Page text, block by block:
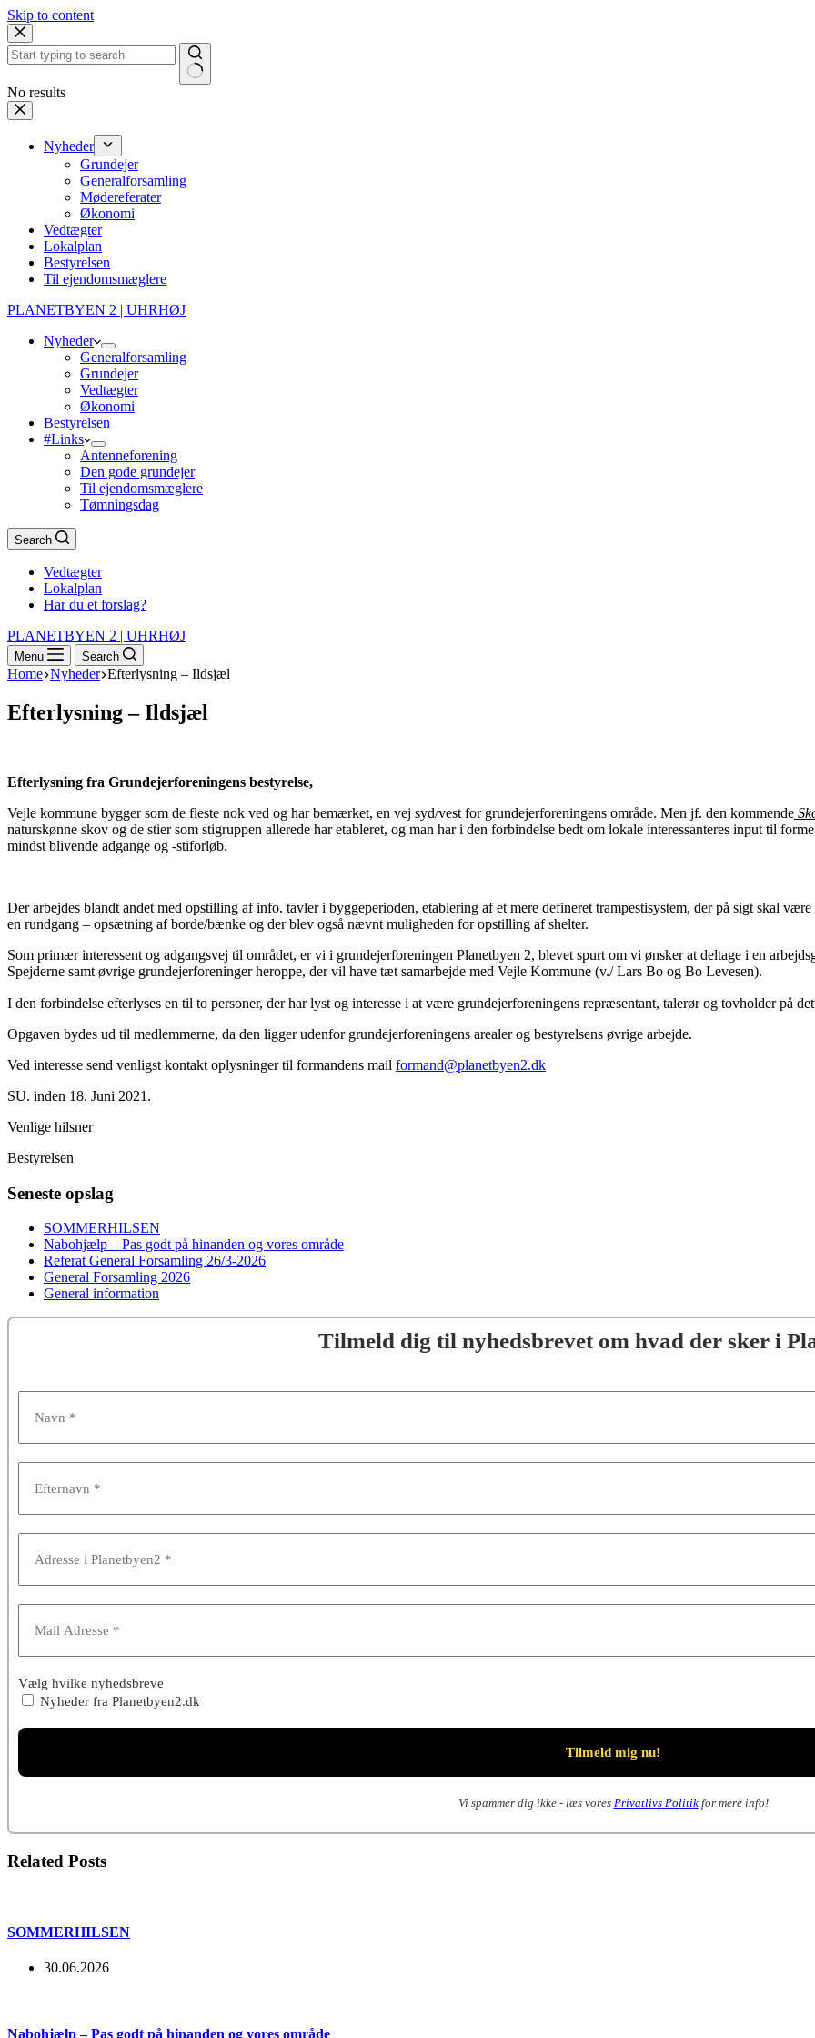
Skip to content
No results
Nyheder
Grundejer
Generalforsamling
Mødereferater
Økonomi
Vedtægter
Lokalplan
Bestyrelsen
Til ejendomsmæglere
PLANETBYEN 2 | UHRHØJ
Nyheder
Generalforsamling
Grundejer
Vedtægter
Økonomi
Bestyrelsen
#Links
Antenneforening
Den gode grundejer
Til ejendomsmæglere
Tømningsdag
Search
Vedtægter
Lokalplan
Har du et forslag?
PLANETBYEN 2 | UHRHØJ
Menu Search
Home Nyheder Efterlysning – Ildsjæl
Efterlysning – Ildsjæl
Efterlysning fra Grundejerforeningens bestyrelse,
Vejle kommune bygger som de fleste nok ved og har bemærket, en vej syd/vest for grundejerforeningens område. Men jf. den kommende
naturskønne skov og de stier som stigruppen allerede har etableret, og man har i den forbindelse bedt om lokale interessanteres input til
mindst blivende adgange og -stiforløb.
Der arbejdes blandt andet med opstilling af info. tavler i byggeperioden, etablering af et mere defineret trampestisystem, der på sigt skal
en rundgang – opsætning af borde/bænke og der blev også nævnt muligheden for opstilling af shelter.
Som primær interessent og adgangsvej til området, er vi i grundejerforeningen Planetbyen 2, blevet spurt om vi ønsker at deltage i en
Spejderne samt øvrige grundejerforeninger heroppe, der vil have tæt samarbejde med Vejle Kommune (v./ Lars Bo og Bo Levesen).
I den forbindelse efterlyses en til to personer, der har lyst og interesse i at være grundejerforeningens repræsentant, talerør og tovholder på
Opgaven bydes ud til medlemmerne, da den ligger udenfor grundejerforeningens arealer og bestyrelsens øvrige arbejde.
Ved interesse send venligst kontakt oplysninger til formandens mail formand@planetbyen2.dk
SU. inden 18. Juni 2021.
Venlige hilsner
Bestyrelsen
Seneste opslag
SOMMERHILSEN
Nabohjælp – Pas godt på hinanden og vores område
Referat General Forsamling 26/3-2026
General Forsamling 2026
General information
Tilmeld dig til nyhedsbrevet om hvad der sker i
Vælg hvilke nyhedsbreve
Nyheder fra Planetbyen2.dk
Vi spammer dig ikke - læs vores Privatlivs Politikfor mere info!
Related Posts
SOMMERHILSEN
30.06.2026
Nabohjælp – Pas godt på hinanden og vores område